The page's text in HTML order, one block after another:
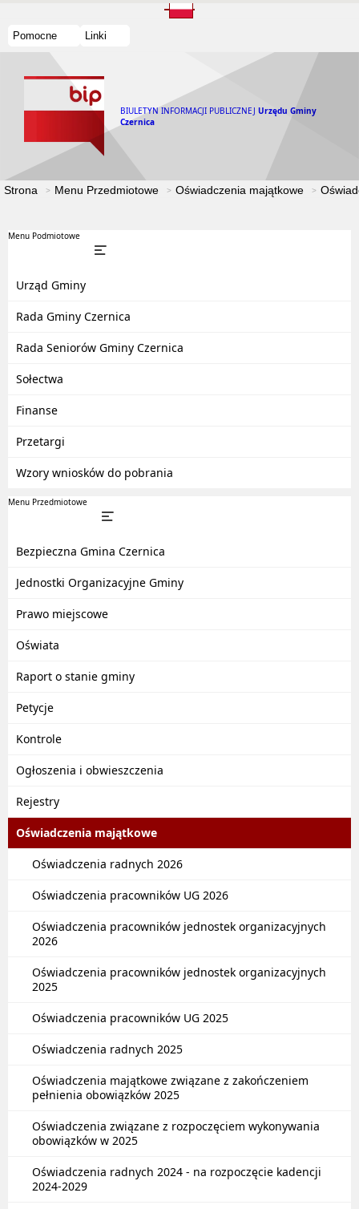
Pomocne Linki
BIULETYN INFORMACJI PUBLICZNEJ Urzędu Gminy
Czernica
Strona Menu Przedmiotowe Oświadczenia majątkowe
Menu Podmiotowe
Urząd Gminy
Rada Gminy Czernica
Rada Seniorów Gminy Czernica
Sołectwa
Finanse
Przetargi
Wzory wniosków do pobrania
Menu Przedmiotowe
Bezpieczna Gmina Czernica
Jednostki Organizacyjne Gminy
Prawo miejscowe
Oświata
Raport o stanie gminy
Petycje
Kontrole
Ogłoszenia i obwieszczenia
Rejestry
Oświadczenia majątkowe
Oświadczenia radnych 2026
Oświadczenia pracowników UG 2026
Oświadczenia pracowników jednostek organizacyjnych
2026
Oświadczenia pracowników jednostek organizacyjnych
2025
Oświadczenia pracowników UG 2025
Oświadczenia radnych 2025
Oświadczenia majątkowe związane z zakończeniem
pełnienia obowiązków 2025
Oświadczenia związane z rozpoczęciem wykonywania
obowiązków w 2025
Oświadczenia radnych 2024 - na rozpoczęcie kadencji
2024-2029